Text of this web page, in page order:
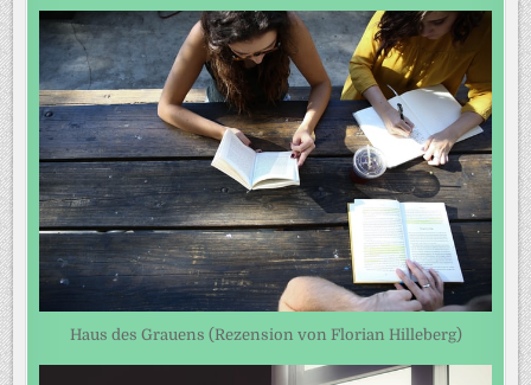
Haus des Grauens (Rezension von Florian Hilleberg)